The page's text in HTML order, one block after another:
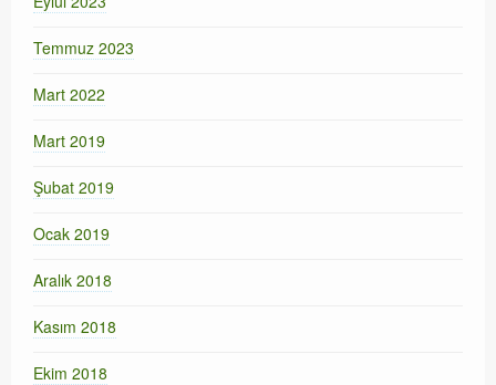
Temmuz 2023
Mart 2022
Mart 2019
Şubat 2019
Ocak 2019
Aralık 2018
Kasım 2018
Ekim 2018